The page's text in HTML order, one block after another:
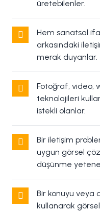
üretebilenler.
Hem sanatsal
arkasındaki
merak duyanlar.
Fotoğraf, video,
teknolojileri
istekli olanlar.
Bir iletişim
uygun görsel
düşünme
Bir konuyu veya
kullanarak